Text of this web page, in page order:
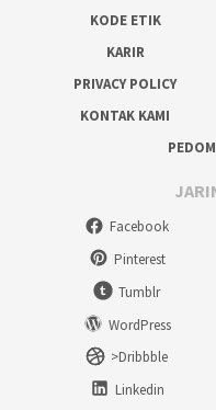
KODE ETIK
KARIR
PRIVACY POLICY
KONTAK KAMI
Facebook
Pinterest
Tumblr
WordPress
>Dribbble
Linkedin